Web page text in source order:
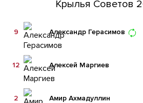
Крылья Советов
Александр Герасимов
9
Алексей Маргиев
12
Амир Ахмадуллин
2